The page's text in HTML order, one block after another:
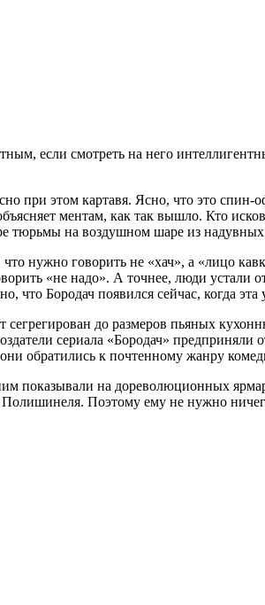
если смотреть на него
при этом картавя. Ясно, что это
ментам, как так вышло. Кто
тюрьмы на воздушном шаре из надувных
нужно говорить не «хач», а «лицо
«не надо». А точнее, люди устали
Бородач появился сейчас, когда эта
сегрегирован до размеров пьяных
сериала «Бородач»
обратились к почтенному жанру
на дореволюционных
Поэтому ему не нужно